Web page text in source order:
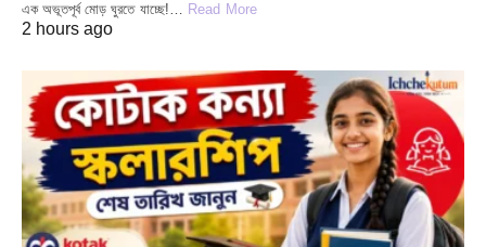
এক অভূতপূর্ব মোড় ঘুরতে যাচ্ছে!… Read More
2 hours ago